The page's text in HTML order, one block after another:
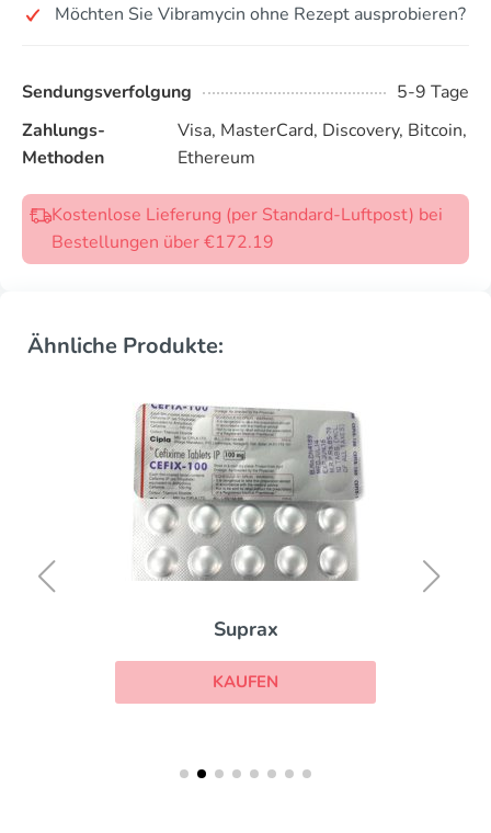
Möchten Sie Vibramycin ohne Rezept ausprobieren?
Sendungsverfolgung
5-9 Tage
Zahlungs-
Methoden
Visa, MasterCard, Discovery, Bitcoin,
Ethereum
Kostenlose Lieferung (per Standard-Luftpost) bei
Bestellungen über €172.19
Ähnliche Produkte:
Suprax
KAUFEN